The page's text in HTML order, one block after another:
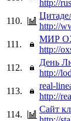
http://
110.
http://
111.
МИР
http://
112.
День
http://
113.
real-
http://
114.
Сайт